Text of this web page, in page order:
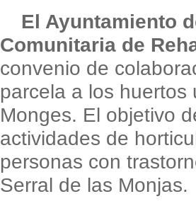
El Ayuntamiento
Comunitaria de
convenio de
parcela a los huertos
Monges. El objetivo
actividades de
personas con
Serral de las Monjas.